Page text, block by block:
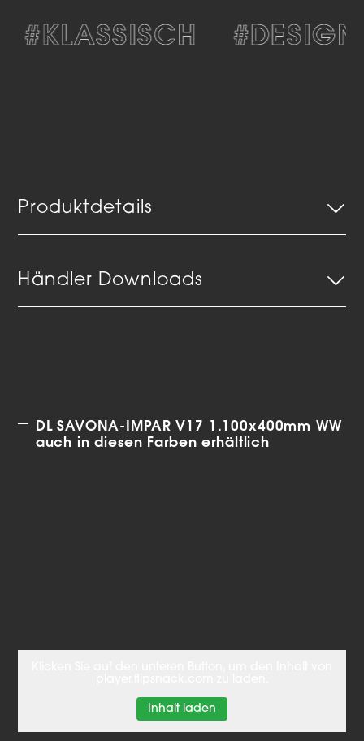
#KLASSISCH #DESIGN
Produktdetails
Händler Downloads
DL SAVONA-IMPAR V17 1.100x400mm WW
auch in diesen Farben erhältlich
Inhalt laden